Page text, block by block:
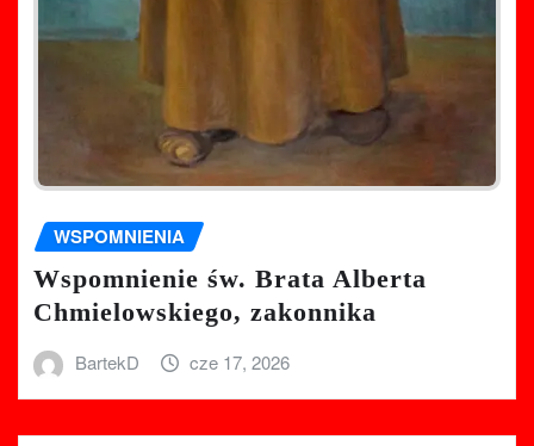
WSPOMNIENIA
Wspomnienie św. Brata Alberta
Chmielowskiego, zakonnika
BartekD cze 17, 2026